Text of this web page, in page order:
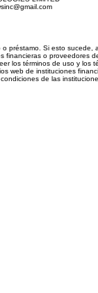
Si esto
o
los términos de uso y los
web de instituciones
de las